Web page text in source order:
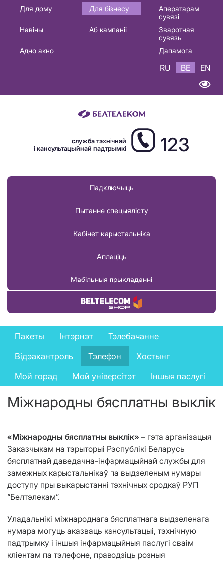
Основная
навигация
Для дому Для бізнесу
Аператарам
сувязі
Навіны
Аб кампаніі
Зваротная
сувязь
Адно акно
Дапамога
RU BE EN
служба тэхнічнай
і кансультацыйнай падтрымкі
123
Падключыць
Пытанне спецыялісту
Кабінет карыстальніка
Аплаціць
Мабільныя прыкладанні
Купіць тавар
Business
services
menu
Пакеты Інтэрнэт
Тэлебачанне
Відэакантроль
Тэлефон
Хостынг
Мой горад
Мой універсітэт Іншыя паслугі
Міжнародны бясплатны выклік
«Міжнародны бясплатны выклік» – гэта арганізацыя
Заказчыкам на тэрыторыі Рэспублікі Беларусь
бясплатнай даведачна-інфармацыйнай службы для
замежных карыстальнікаў па выдзеленым нумары
доступу пры выкарыстанні тэхнічных сродкаў РУП
“Белтэлекам”.
Уладальнікі міжнароднага бясплатнага выдзеленага
нумара могуць аказваць кансультацыі, тэхнічную
падтрымку і іншыя інфармацыйныя паслугі сваім
кліентам па тэлефоне, праводзіць розныя